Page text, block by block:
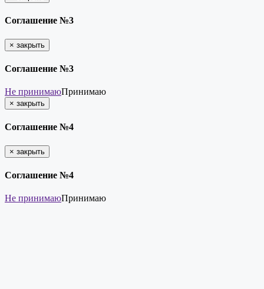
Соглашение №3
× закрыть
Соглашение №3
Не принимаюПринимаю
× закрыть
Соглашение №4
× закрыть
Соглашение №4
Не принимаюПринимаю